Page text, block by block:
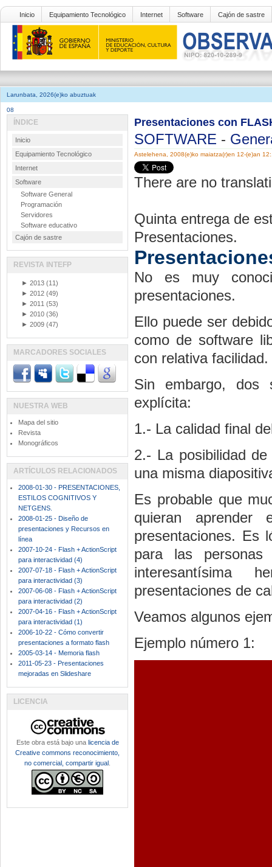
Inicio Equipamiento Tecnológico Internet Software Cajón de sastre
Larunbata, 2026(e)ko abuztuak
08
Presentaciones con
SOFTWARE -
Astelehena, 2008(e)ko maiatza(r)en 12-(e)an
There are no
Quinta entrega de
Presentaciones.
No es muy
presentaciones.
Ello puede ser
como de software
con relativa facilidad.
Sin embargo, dos
explícita:
1.- La calidad final
2.- La posibilidad
una misma
Es probable que
quieran aprender
presentaciones. Es
para las
interesantísima
presentaciones de
Veamos algunos
Ejemplo número 1:
ÍNDICE
Inicio
Equipamiento Tecnológico
Internet
Software
Software General
Programación
Servidores
Software educativo
Cajón de sastre
REVISTA INTEFP
► 2013 (11)
► 2012 (49)
► 2011 (53)
► 2010 (36)
► 2009 (47)
MARCADORES SOCIALES
NUESTRA WEB
Mapa del sitio
Revista
Monográficos
ARTÍCULOS RELACIONADOS
2008-01-30 - PRESENTACIONES,
ESTILOS COGNITIVOS Y
NETGENS.
2008-01-25 - Diseño de
presentaciones y Recursos en
línea
2007-10-24 - Flash + ActionScript
para interactividad (4)
2007-07-18 - Flash + ActionScript
para interactividad (3)
2007-06-08 - Flash + ActionScript
para interactividad (2)
2007-04-16 - Flash + ActionScript
para interactividad (1)
2006-10-22 - Cómo convertir
presentaciones a formato flash
2005-03-14 - Memoria flash
2011-05-23 - Presentaciones
mejoradas en Slideshare
LICENCIA
Este obra está bajo una licencia de
Creative commons reconocimiento,
no comercial, compartir igual